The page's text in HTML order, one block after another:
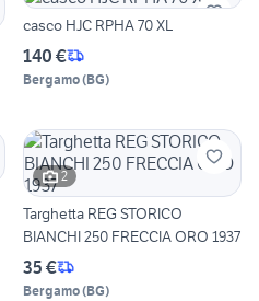
casco HJC RPHA 70 XL
140 €
Bergamo(BG)
2
Targhetta REG STORICO
BIANCHI 250 FRECCIA ORO 1937
35 €
Bergamo(BG)